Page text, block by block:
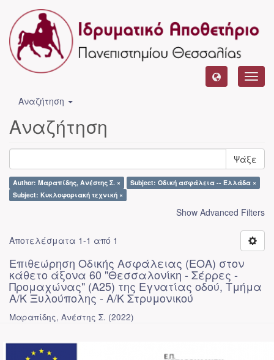
Αναζήτηση
Αναζήτηση
Ψάξε
Author: Μαραπίδης, Ανέστης Σ. ×
Subject: Οδική ασφάλεια -- Ελλάδα ×
Subject: Κυκλοφοριακή τεχνική ×
Show Advanced Filters
Αποτελέσματα 1-1 από 1
Επιθεώρηση Οδικής Ασφάλειας (ΕΟΑ) στον
κάθετο άξονα 60 "Θεσσαλονίκη - Σέρρες -
Προμαχώνας" (Α25) της Εγνατίας οδού, Τμήμα
Α/Κ Ξυλούπολης - Α/Κ Στρυμονικού
Μαραπίδης, Ανέστης Σ. (2022)